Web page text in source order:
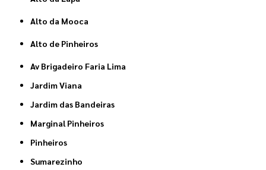
Alto da Mooca
Alto de Pinheiros
Av Brigadeiro Faria Lima
Jardim Viana
Jardim das Bandeiras
Marginal Pinheiros
Pinheiros
Sumarezinho